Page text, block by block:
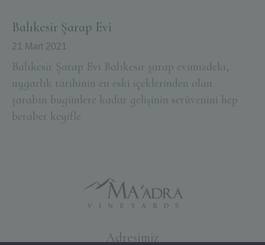
Balıkesir Şarap Evi
21 Mart 2021
Balıkesir Şarap Evi Balıkesir şarap evimizdeki,
uygarlık tarihinin en eski içeklerinden olan
şarabın bugünlere kadar gelişinin serüvenini hep
beraber keyifle
Adresimiz